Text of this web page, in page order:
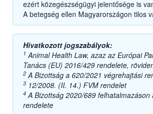
ezért közegészségügyi jelentősége is
A betegség ellen Magyarországon tilos
Hivatkozott jogszabályok:
1 Animal Health Law, azaz az Európai
Tanács (EU) 2016/429 rendelete,
2 A Bizottság a 620/2021 végrehajtási
3 12/2008. (II. 14.) FVM rendelet
4 A Bizottság 2020/689 felhatalmazáson
rendelete